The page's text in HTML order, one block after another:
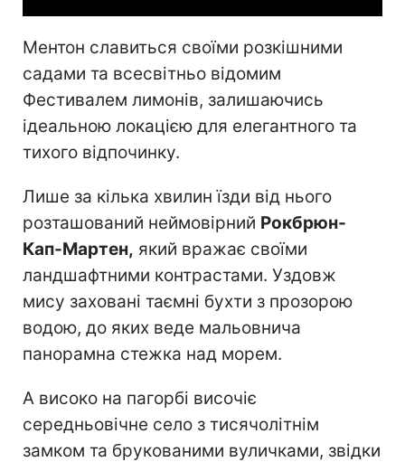
Ментон славиться своїми розкішними
садами та всесвітньо відомим
Фестивалем лимонів, залишаючись
ідеальною локацією для елегантного та
тихого відпочинку.
Лише за кілька хвилин їзди від нього
розташований неймовірний Рокбрюн-
Кап-Мартен, який вражає своїми
ландшафтними контрастами. Уздовж
мису заховані таємні бухти з прозорою
водою, до яких веде мальовнича
панорамна стежка над морем.
А високо на пагорбі височіє
середньовічне село з тисячолітнім
замком та брукованими вуличками, звідки